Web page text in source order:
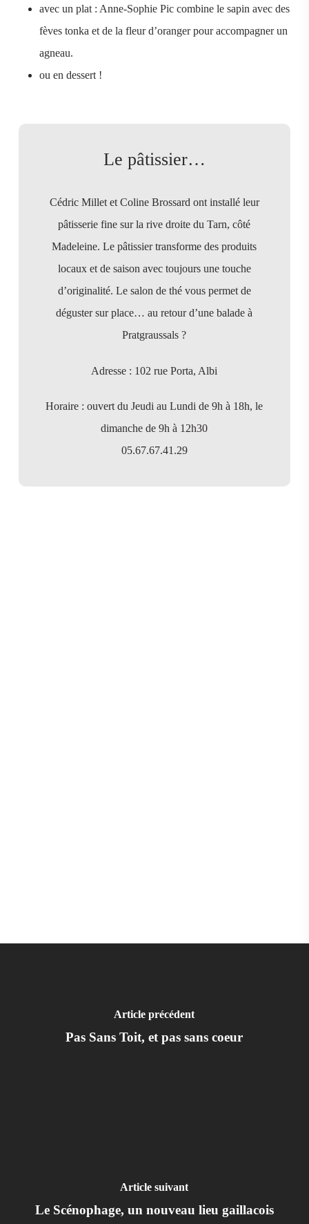
avec un plat : Anne-Sophie Pic combine le sapin avec des
fèves tonka et de la fleur d’oranger pour accompagner un
agneau.
ou en dessert !
Le pâtissier…
Cédric Millet et Coline Brossard ont installé leur
pâtisserie fine sur la rive droite du Tarn, côté
Madeleine. Le pâtissier transforme des produits
locaux et de saison avec toujours une touche
d’originalité. Le salon de thé vous permet de
déguster sur place… au retour d’une balade à
Pratgraussals ?
Adresse : 102 rue Porta, Albi
Horaire : ouvert du Jeudi au Lundi de 9h à 18h, le
dimanche de 9h à 12h30
05.67.67.41.29
Article précédent
Pas Sans Toit, et pas sans coeur
Article suivant
Le Scénophage, un nouveau lieu gaillacois